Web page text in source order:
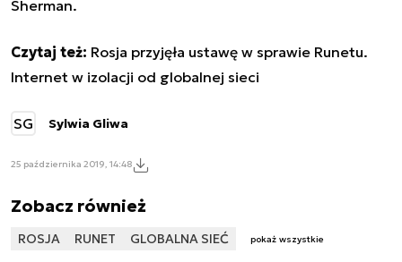
Sherman.
Czytaj też: Rosja przyjęła ustawę w sprawie Runetu.
Internet w izolacji od globalnej sieci
SG Sylwia Gliwa
25 października 2019, 14:48
Zobacz również
ROSJA RUNET GLOBALNA SIEĆ pokaż wszystkie